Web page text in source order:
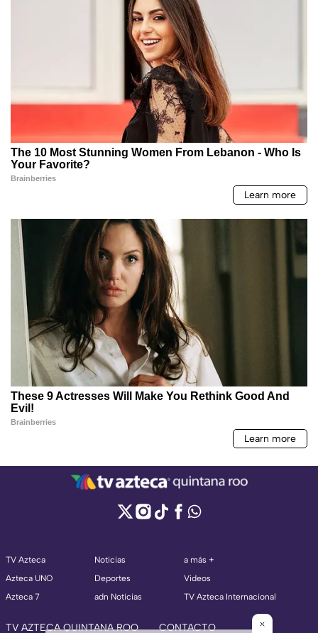
TV Azteca
Azteca UNO
Azteca 7
Noticias
Deportes
adn Noticias
a más +
Videos
TV Azteca Internacional
TV AZTECA QUINTANA ROO CONTACTO